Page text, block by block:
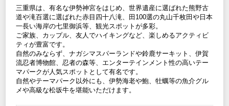
三重県は、有名な伊勢神宮をはじめ、世界遺産に選ばれた熊野古
道や滝百選に選ばれた赤目四十八滝、田100選の丸山千枚田や日本
一長い海岸の七里御浜等、観光スポットが多彩。
ご家族、カップル、友人でハイキングなど、楽しめるアクティビ
ティが豊富です。
自然のみならず、ナガシマスパーランドや鈴鹿サーキット、伊賀
流忍者博物館、忍者の森等、エンターテインメント性の高いテー
マパークが人気スポットとして有名です。
自然やテーマパーク以外にも、伊勢海老や鮑、牡蠣等の魚介グル
メや高級な松坂牛を堪能いただけます。